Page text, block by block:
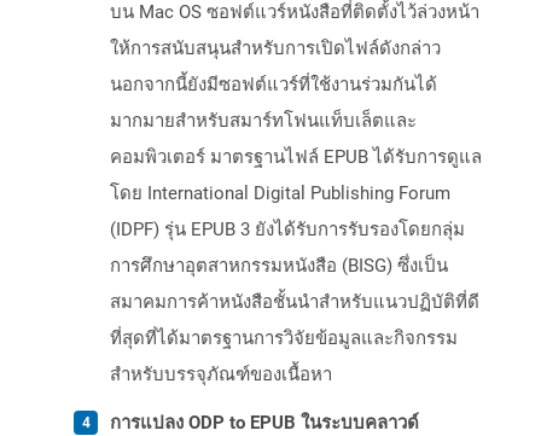
บน Mac OS ซอฟต์แวร์หนังสือที่ติดตั้งไว้ล่วงหน้า
ให้การสนับสนุนสำหรับการเปิดไฟล์ดังกล่าว
นอกจากนี้ยังมีซอฟต์แวร์ที่ใช้งานร่วมกันได้
มากมายสำหรับสมาร์ทโฟนแท็บเล็ตและ
คอมพิวเตอร์ มาตรฐานไฟล์ EPUB ได้รับการดูแล
โดย International Digital Publishing Forum
(IDPF) รุ่น EPUB 3 ยังได้รับการรับรองโดยกลุ่ม
การศึกษาอุตสาหกรรมหนังสือ (BISG) ซึ่งเป็น
สมาคมการค้าหนังสือชั้นนำสำหรับแนวปฏิบัติที่ดี
ที่สุดที่ได้มาตรฐานการวิจัยข้อมูลและกิจกรรม
สำหรับบรรจุภัณฑ์ของเนื้อหา
การแปลง ODP to EPUB ในระบบคลาวด์